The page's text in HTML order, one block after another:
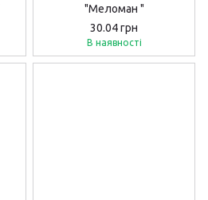
"Меломан "
30.04 грн
В наявності